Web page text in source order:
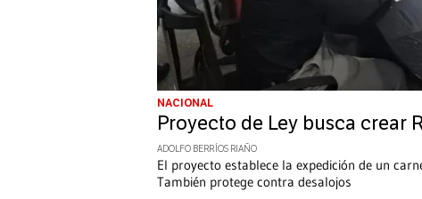
NACIONAL
Proyecto de Ley busca crear
ADOLFO BERRÍOS RIAÑO
El proyecto establece la expedición de un
También protege contra desalojos